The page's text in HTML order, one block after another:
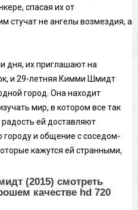
спасая их от
стучат не ангелы возмездия, а
дня, их приглашают на
и 29-летняя Кимми Шмидт
город. Она находит
мир, в котором все так
ей доставляют
городу и общение с соседом-
кажутся ей странными,
(2015) смотреть
качестве hd 720